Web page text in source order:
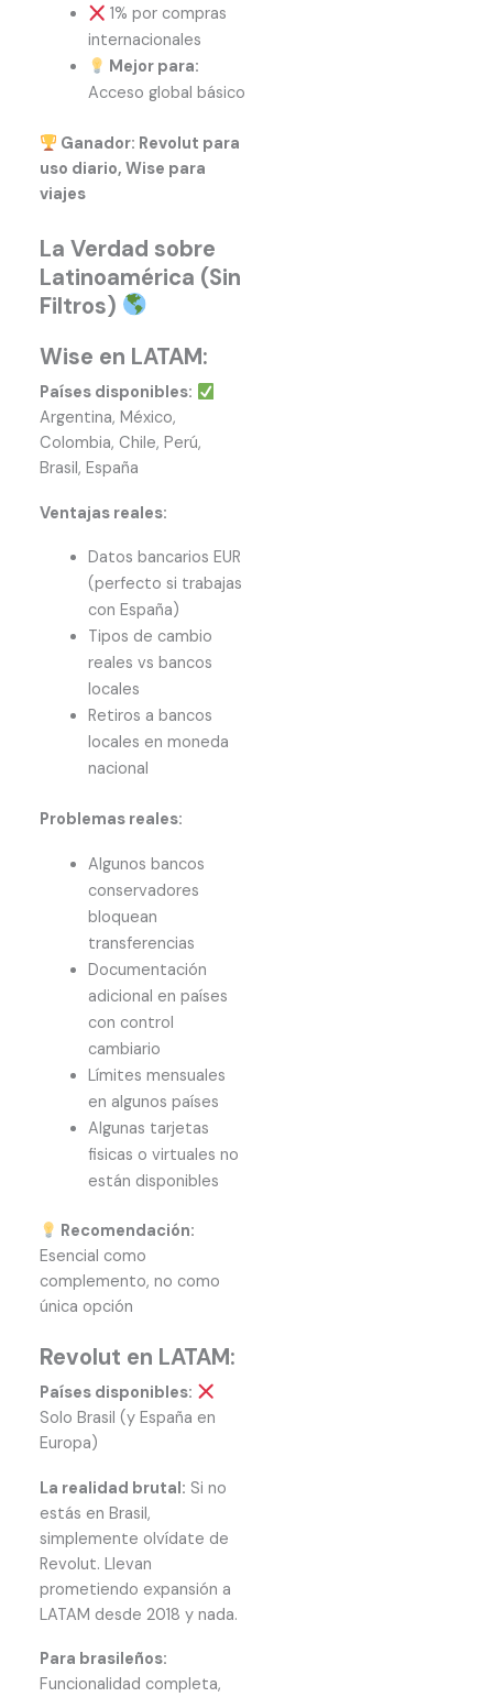
1% por compras
internacionales
Mejor para:
Acceso global básico
Ganador: Revolut para
uso diario, Wise para
viajes
La Verdad sobre
Latinoamérica (Sin
Filtros)
Wise en LATAM:
Países disponibles:
Argentina, México,
Colombia, Chile, Perú,
Brasil, España
Ventajas reales:
Datos bancarios EUR
(perfecto si trabajas
con España)
Tipos de cambio
reales vs bancos
locales
Retiros a bancos
locales en moneda
nacional
Problemas reales:
Algunos bancos
conservadores
bloquean
transferencias
Documentación
adicional en países
con control
cambiario
Límites mensuales
en algunos países
Algunas tarjetas
fisicas o virtuales no
están disponibles
Recomendación:
Esencial como
complemento, no como
única opción
Revolut en LATAM:
Países disponibles:
Solo Brasil (y España en
Europa)
La realidad brutal: Si no
estás en Brasil,
simplemente olvídate de
Revolut. Llevan
prometiendo expansión a
LATAM desde 2018 y nada.
Para brasileños:
Funcionalidad completa,